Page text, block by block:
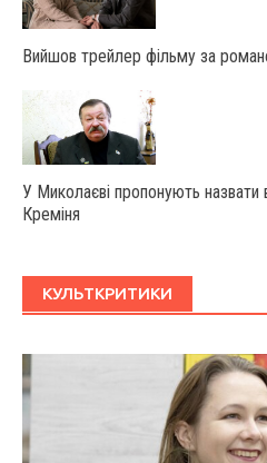
Вийшов трейлер фільму за
У Миколаєві пропонують
Креміня
КУЛЬТКРИТИКИ